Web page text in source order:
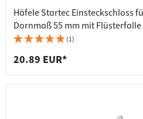
Häfele Startec Einsteckschloss
Dornmaß 55 mm mit
(1)
20.89 EUR*